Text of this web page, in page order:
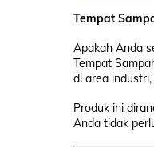
Tempat
Apakah Anda
Tempat
di area
Produk ini
Anda tidak